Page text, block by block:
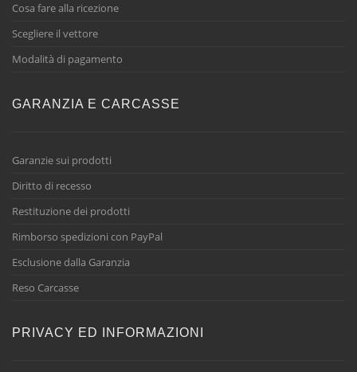
Cosa fare alla ricezione
Scegliere il vettore
Modalità di pagamento
GARANZIA E CARCASSE
Garanzie sui prodotti
Diritto di recesso
Restituzione dei prodotti
Rimborso spedizioni con PayPal
Esclusione dalla Garanzia
Reso Carcasse
PRIVACY ED INFORMAZIONI